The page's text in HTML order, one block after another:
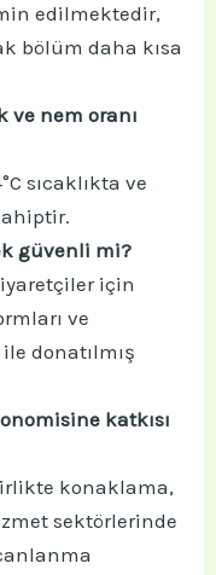
edilmektedir,
bölüm daha kısa
ve nem oranı
sıcaklıkta ve
güvenli mi?
için
ve
donatılmış
katkısı
konaklama,
sektörlerinde